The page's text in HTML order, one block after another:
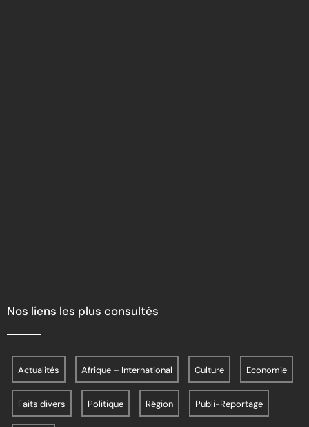
Nos liens les plus consultés
Actualités Afrique – International Culture Economie
Faits divers Politique Région Publi-Reportage